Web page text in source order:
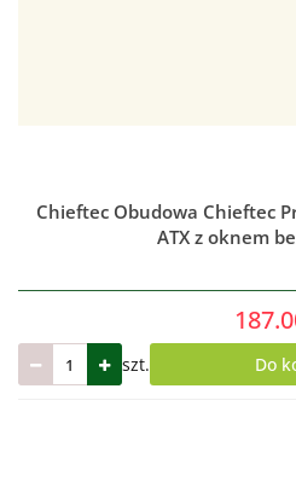
Chieftec Obudowa Chieftec
ATX z oknem
szt. Do